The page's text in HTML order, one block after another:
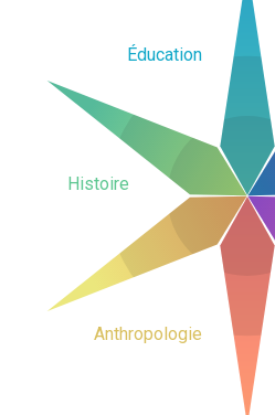
Éducation
Anthropologie
Histoire